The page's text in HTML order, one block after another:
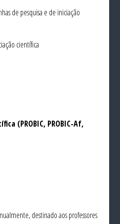
de pesquisa e de iniciação
científica
(PROBIC, PROBIC-Af,
destinado aos professores